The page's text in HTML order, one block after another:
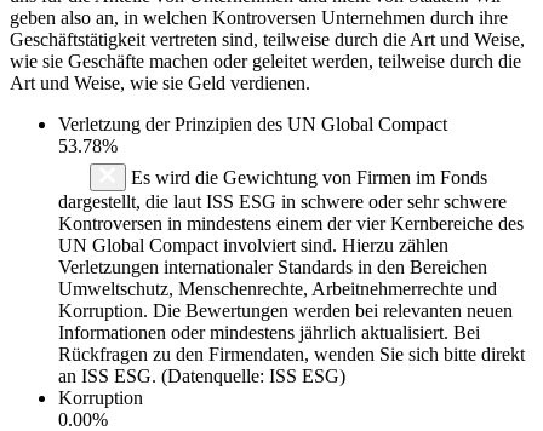
geben also an, in welchen Kontroversen Unternehmen durch ihre
Geschäftstätigkeit vertreten sind, teilweise durch die Art und Weise,
wie sie Geschäfte machen oder geleitet werden, teilweise durch die
Art und Weise, wie sie Geld verdienen.
Verletzung der Prinzipien des UN Global Compact
53.78%
Es wird die Gewichtung von Firmen im Fonds
dargestellt, die laut ISS ESG in schwere oder sehr schwere
Kontroversen in mindestens einem der vier Kernbereiche des
UN Global Compact involviert sind. Hierzu zählen
Verletzungen internationaler Standards in den Bereichen
Umweltschutz, Menschenrechte, Arbeitnehmerrechte und
Korruption. Die Bewertungen werden bei relevanten neuen
Informationen oder mindestens jährlich aktualisiert. Bei
Rückfragen zu den Firmendaten, wenden Sie sich bitte direkt
an ISS ESG. (Datenquelle: ISS ESG)
Korruption
0.00%